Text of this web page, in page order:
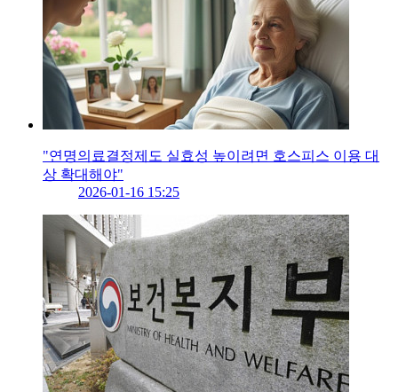
"연명의료결정제도 실효성 높이려면 호스피스 이용 대
상 확대해야"
2026-01-16 15:25